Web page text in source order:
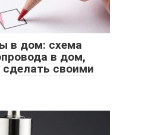
в дом: схема
в дом,
сделать своими